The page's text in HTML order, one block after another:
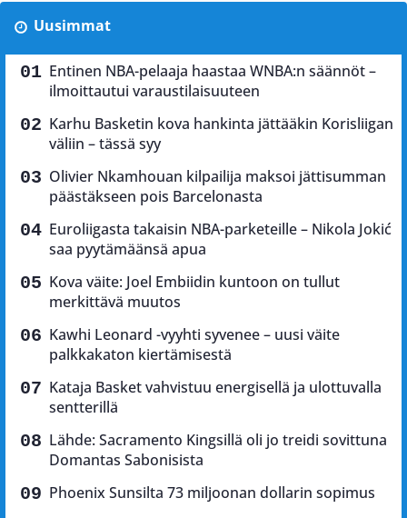
Uusimmat
Entinen NBA-pelaaja haastaa WNBA:n säännöt –
ilmoittautui varaustilaisuuteen
Karhu Basketin kova hankinta jättääkin Korisliigan
väliin – tässä syy
Olivier Nkamhouan kilpailija maksoi jättisumman
päästäkseen pois Barcelonasta
Euroliigasta takaisin NBA-parketeille – Nikola Jokić
saa pyytämäänsä apua
Kova väite: Joel Embiidin kuntoon on tullut
merkittävä muutos
Kawhi Leonard -vyyhti syvenee – uusi väite
palkkakaton kiertämisestä
Kataja Basket vahvistuu energisellä ja ulottuvalla
sentterillä
Lähde: Sacramento Kingsillä oli jo treidi sovittuna
Domantas Sabonisista
Phoenix Sunsilta 73 miljoonan dollarin sopimus